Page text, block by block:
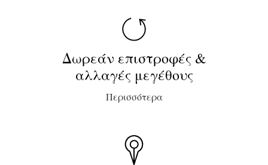
Δωρεάν επιστροφές &
αλλαγές μεγέθους
Περισσότερα